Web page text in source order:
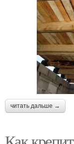
читать дальше →